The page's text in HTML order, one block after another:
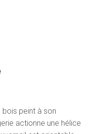
peint à son
actionne une hélice